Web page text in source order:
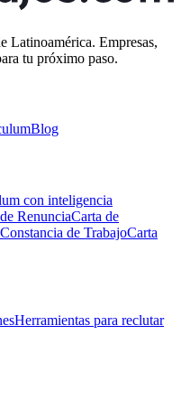
Latinoamérica. Empresas,
tu próximo paso.
Blog
con inteligencia
RenunciaCarta de
Constancia de TrabajoCarta
Herramientas para reclutar